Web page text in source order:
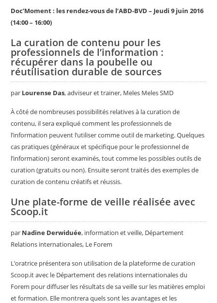
Doc’Moment : les rendez-vous de l’ABD-BVD – Jeudi 9 juin 2016
(14:00 – 16:00)
La curation de contenu pour les
professionnels de l’information :
récupérer dans la poubelle ou
réutilisation durable de sources
par Lourense Das, adviseur et trainer, Meles Meles SMD
À côté de nombreuses possibilités relatives à la curation de
contenu, il sera expliqué comment les professionnels de
l’information peuvent l’utiliser comme outil de marketing. Quelques
cas pratiques (généraux et spécifique pour le professionnel de
l’information) seront examinés, tout comme les possibles outils de
curation (gratuits ou non). Ensuite seront traités des exemples de
curation de contenu créatifs et réussis.
Une plate-forme de veille réalisée avec
Scoop.it
par Nadine Derwiduée, information et veille, Département
Relations internationales, Le Forem
L’oratrice présentera son utilisation de la plateforme de curation
Scoop.it avec le Département des relations internationales du
Forem pour diffuser les résultats de sa veille sur les matières emploi
et formation. Elle montrera quels sont les avantages et les